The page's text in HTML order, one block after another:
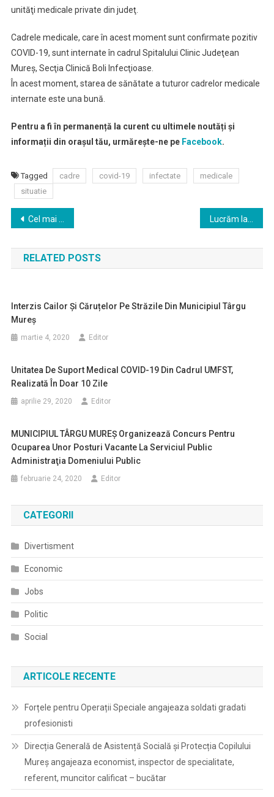
unităţi medicale private din judeţ.
Cadrele medicale, care în acest moment sunt confirmate pozitiv
COVID-19, sunt internate în cadrul Spitalului Clinic Judeţean
Mureş, Secţia Clinică Boli Infecţioase.
În acest moment, starea de sănătate a tuturor cadrelor medicale
internate este una bună.
Pentru a fi în permanență la curent cu ultimele noutăți și
informații din orașul tău, urmărește-ne pe Facebook.
Tagged cadre covid-19 infectate
medicale
situatie
Navigare
în
articole
Cel mai mare lac helioterm din lume a împlinit 145 de ani de la formare
RELATED POSTS
Interzis Cailor Și Căruțelor Pe Străzile Din Municipiul Târgu
Mureș
martie 4, 2020 Editor
Unitatea De Suport Medical COVID-19 Din Cadrul UMFST,
Realizată În Doar 10 Zile
aprilie 29, 2020 Editor
MUNICIPIUL TÂRGU MUREŞ Organizează Concurs Pentru
Ocuparea Unor Posturi Vacante La Serviciul Public
Administraţia Domeniului Public
februarie 24, 2020 Editor
CATEGORII
Divertisment
Economic
Jobs
Politic
Social
ARTICOLE RECENTE
Forțele pentru Operații Speciale angajeaza soldati gradati
profesionisti
Direcția Generală de Asistență Socială și Protecția Copilului
Mureș angajeaza economist, inspector de specialitate,
referent, muncitor calificat – bucătar